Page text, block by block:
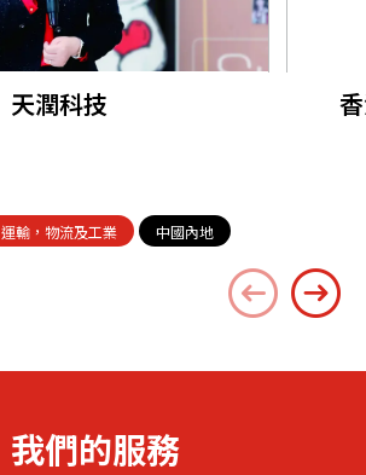
天潤科技
運輸，物流及工業 中國內地
我們的服務